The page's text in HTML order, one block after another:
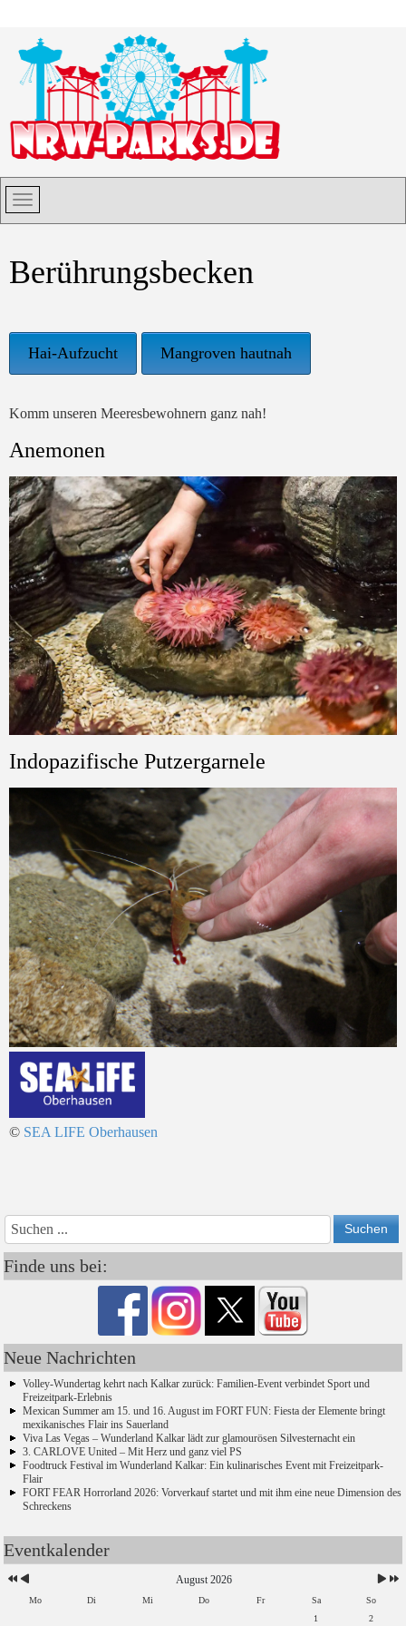
Berührungsbecken
Hai-Aufzucht Mangroven hautnah
Komm unseren Meeresbewohnern ganz nah!
Anemonen
Indopazifische Putzergarnele
© SEA LIFE Oberhausen
Finde uns bei:
Neue Nachrichten
Volley-Wundertag kehrt nach Kalkar zurück: Familien-Event verbindet Sport und
Freizeitpark-Erlebnis
Mexican Summer am 15. und 16. August im FORT FUN: Fiesta der Elemente bringt
mexikanisches Flair ins Sauerland
Viva Las Vegas – Wunderland Kalkar lädt zur glamourösen Silvesternacht ein
3. CARLOVE United – Mit Herz und ganz viel PS
Foodtruck Festival im Wunderland Kalkar: Ein kulinarisches Event mit Freizeitpark-
Flair
FORT FEAR Horrorland 2026: Vorverkauf startet und mit ihm eine neue Dimension des
Schreckens
Eventkalender
Jahr Monat
Jahr
Monat
August 2026
Mo Di Mi Do Fr Sa
So
1
2